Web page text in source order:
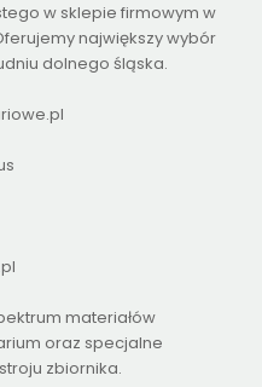
w sklepie firmowym w
największy wybór
dolnego śląska.
materiałów
oraz specjalne
zbiornika.